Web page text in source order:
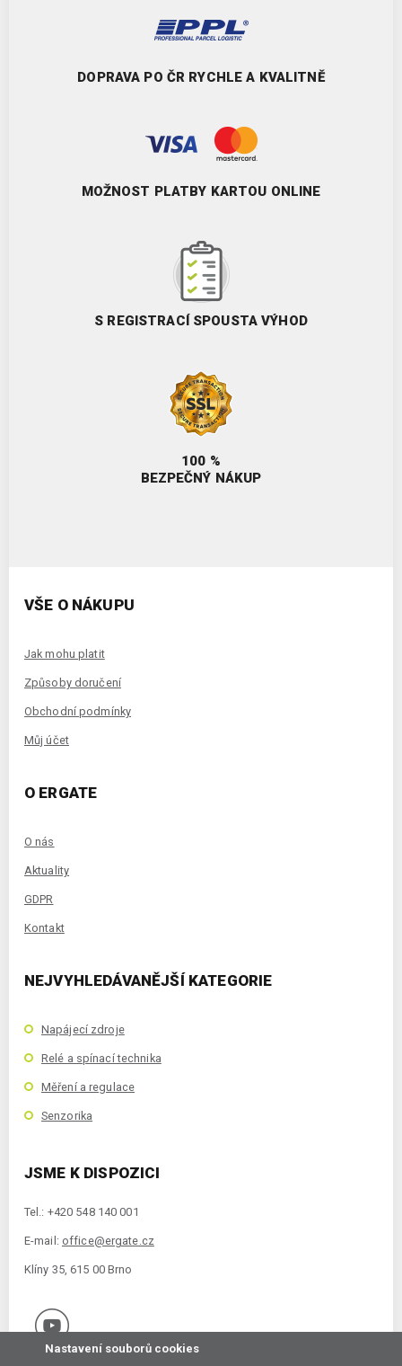
DOPRAVA PO ČR RYCHLE A KVALITNĚ
MOŽNOST PLATBY KARTOU ONLINE
S REGISTRACÍ SPOUSTA VÝHOD
100 %
BEZPEČNÝ NÁKUP
VŠE O NÁKUPU
Jak mohu platit
Způsoby doručení
Obchodní podmínky
Můj účet
O ERGATE
O nás
Aktuality
GDPR
Kontakt
NEJVYHLEDÁVANĚJŠÍ KATEGORIE
Napájecí zdroje
Relé a spínací technika
Měření a regulace
Senzorika
JSME K DISPOZICI
Tel.: +420 548 140 001
E-mail: office@ergate.cz
Klíny 35, 615 00 Brno
Nastavení souborů cookies